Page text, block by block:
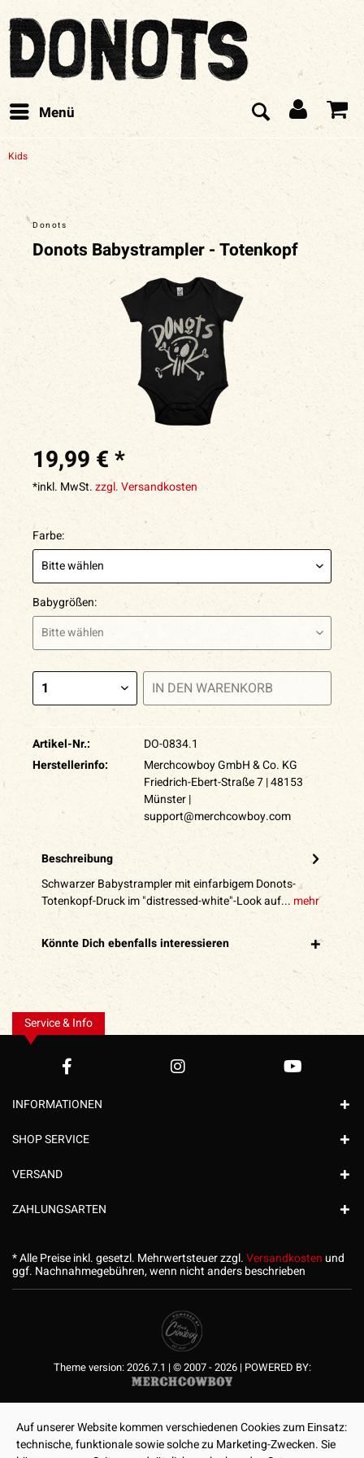
Menü
Kids
Donots
Donots Babystrampler - Totenkopf
19,99 € *
*inkl. MwSt.zzgl. Versandkosten
Farbe:
Babygrößen:
IN DEN WARENKORB
Artikel-Nr.:
DO-0834.1
Herstellerinfo:
Merchcowboy GmbH & Co. KG
Friedrich-Ebert-Straße 7 | 48153
Münster |
support@merchcowboy.com
Beschreibung
Schwarzer Babystrampler mit einfarbigem Donots-
Totenkopf-Druck im "distressed-white"-Look auf... mehr
Könnte Dich ebenfalls interessieren
Service & Info
INFORMATIONEN
SHOP SERVICE
VERSAND
ZAHLUNGSARTEN
* Alle Preise inkl. gesetzl. Mehrwertsteuer zzgl.Versandkosten und
ggf. Nachnahmegebühren, wenn nicht anders beschrieben
Theme version: 2026.7.1 | © 2007 - 2026 | POWERED BY:
Auf unserer Website kommen verschiedenen Cookies zum Einsatz:
technische, funktionale sowie solche zu Marketing-Zwecken. Sie